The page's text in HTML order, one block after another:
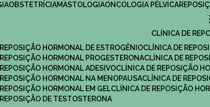
OBSTETRÍCIA MASTOLOGIA ONCOLOGIA PÉLVICA
CLÍNICA DE
REPOSIÇÃO HORMONAL DE ESTROGÊNIO
CLÍNICA DE
REPOSIÇÃO HORMONAL PROGESTERONA
CLÍNICA DE
REPOSIÇÃO HORMONAL ADESIVO
CLÍNICA DE REPOSIÇÃO
REPOSIÇÃO HORMONAL NA MENOPAUSA
CLÍNICA DE
REPOSIÇÃO HORMONAL EM GEL
CLÍNICA DE REPOSIÇÃO
REPOSIÇÃO DE TESTOSTERONA